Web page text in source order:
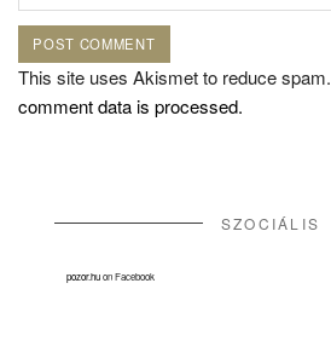
This site uses Akismet to reduce spam.
comment data is processed.
SZOCIÁLIS
pozor.huon Facebook